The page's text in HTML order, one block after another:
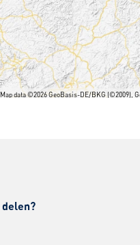
Map data ©2026 GeoBasis-DE/BKG (©2009),